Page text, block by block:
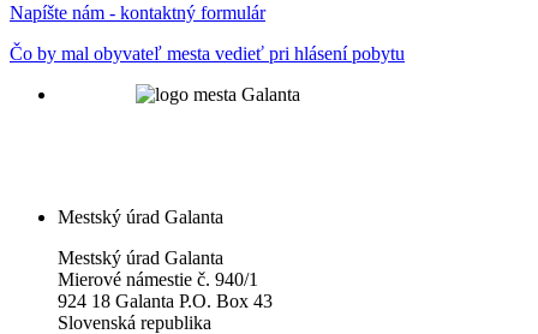
Napíšte nám - kontaktný formulár
Čo by mal obyvateľ mesta vedieť pri hlásení pobytu
Mestský úrad Galanta
Mestský úrad Galanta
Mierové námestie č. 940/1
924 18 Galanta P.O. Box 43
Slovenská republika